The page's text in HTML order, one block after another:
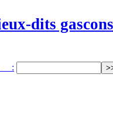
dits gascons
: